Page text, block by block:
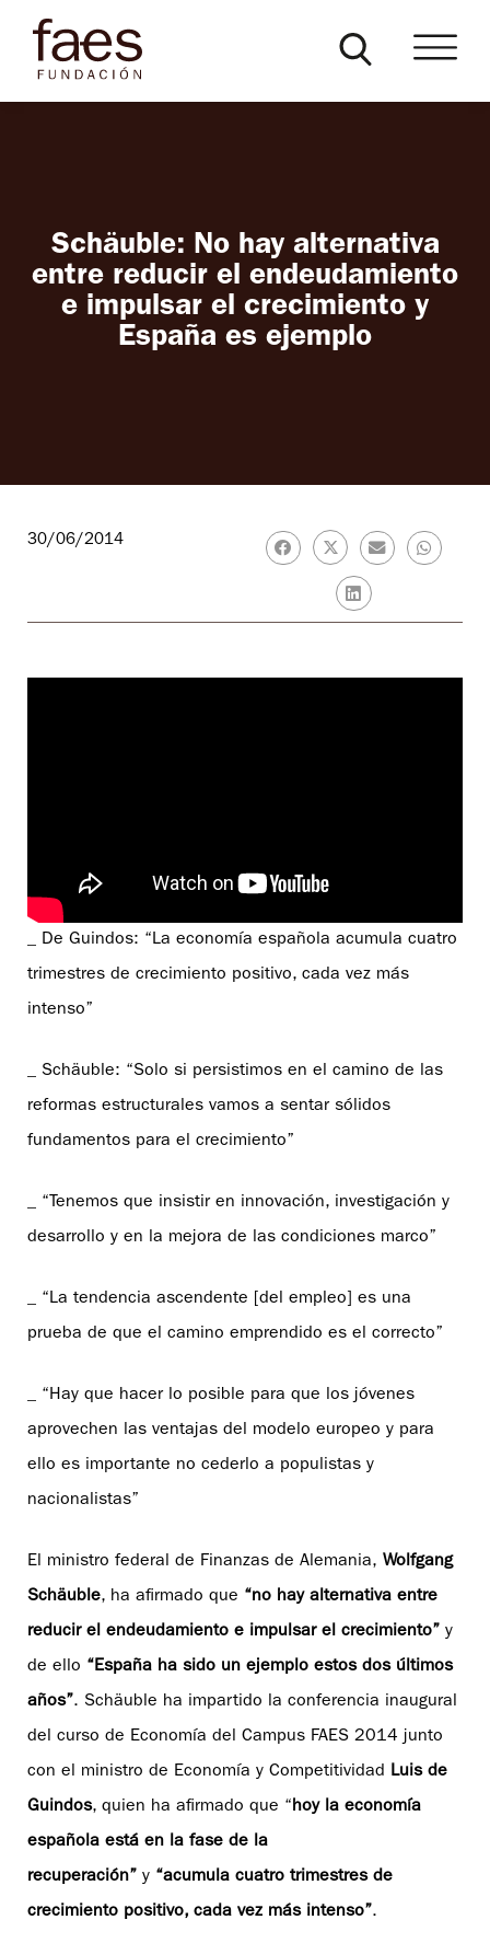
Schäuble: No hay alternativa
entre reducir el endeudamiento
e impulsar el crecimiento y
España es ejemplo
30/06/2014
_ De Guindos: “La economía española acumula cuatro
trimestres de crecimiento positivo, cada vez más
intenso”
_ Schäuble: “Solo si persistimos en el camino de las
reformas estructurales vamos a sentar sólidos
fundamentos para el crecimiento”
_ “Tenemos que insistir en innovación, investigación y
desarrollo y en la mejora de las condiciones marco”
_ “La tendencia ascendente [del empleo] es una
prueba de que el camino emprendido es el correcto”
_ “Hay que hacer lo posible para que los jóvenes
aprovechen las ventajas del modelo europeo y para
ello es importante no cederlo a populistas y
nacionalistas”
El ministro federal de Finanzas de Alemania, Wolfgang
Schäuble, ha afirmado que “no hay alternativa entre
reducir el endeudamiento e impulsar el crecimiento” y
de ello “España ha sido un ejemplo estos dos últimos
años”. Schäuble ha impartido la conferencia inaugural
del curso de Economía del Campus FAES 2014 junto
con el ministro de Economía y Competitividad Luis de
Guindos, quien ha afirmado que “hoy la economía
española está en la fase de la
recuperación” y “acumula cuatro trimestres de
crecimiento positivo, cada vez más intenso”.